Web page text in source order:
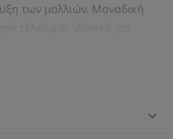
των μαλλιών. Μοναδική
2 φορές πιο δυνατά, πιο